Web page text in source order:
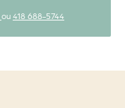
ou 418 688-5744